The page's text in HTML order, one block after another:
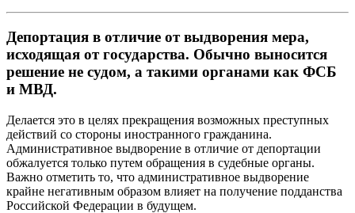
Депортация в отличие от выдворения мера,
исходящая от государства. Обычно выносится
решение не судом, а такими органами как ФСБ
и МВД.
Делается это в целях прекращения возможных преступных
действий со стороны иностранного гражданина.
Административное выдворение в отличие от депортации
обжалуется только путем обращения в судебные органы.
Важно отметить то, что административное выдворение
крайне негативным образом влияет на получение подданства
Российской Федерации в будущем.